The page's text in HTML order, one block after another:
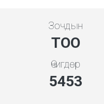
Зочдын
ТОО
Өчигдөр
5843